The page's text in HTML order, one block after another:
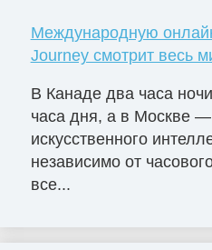
Международную
Journey смотрит весь
В Канаде два часа
часа дня, а в Москве
искусственного
независимо от
все...